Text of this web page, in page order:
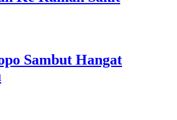
Sambut Hangat